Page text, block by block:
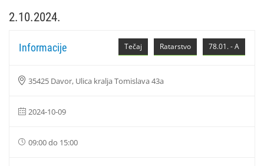
2.10.2024.
78.01. - A
Ratarstvo
Tečaj
Informacije
35425 Davor, Ulica kralja Tomislava 43a
2024-10-09
09:00 do 15:00